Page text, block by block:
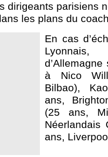
dirigeants parisiens
les plans du
En cas
d’Allemagne
à Nico
Bilbao),
ans,
(25 ans,
Néerlandais
ans,